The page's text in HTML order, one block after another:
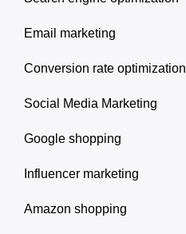
Email marketing
Conversion rate optimization
Social Media Marketing
Google shopping
Influencer marketing
Amazon shopping